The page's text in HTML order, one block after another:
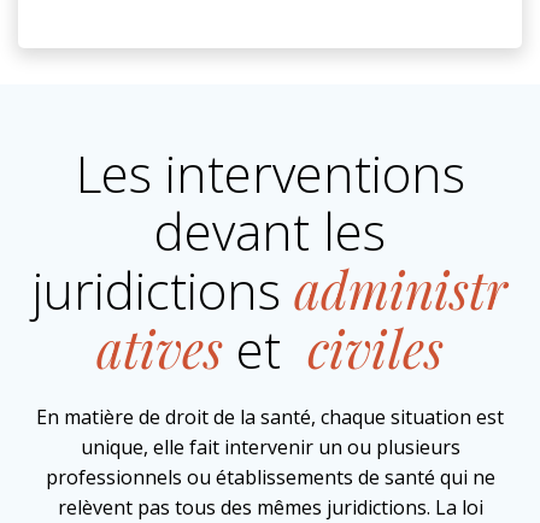
Les interventions
devant les
juridictions administr
atives et civiles
En matière de droit de la santé, chaque situation est
unique, elle fait intervenir un ou plusieurs
professionnels ou établissements de santé qui ne
relèvent pas tous des mêmes juridictions. La loi